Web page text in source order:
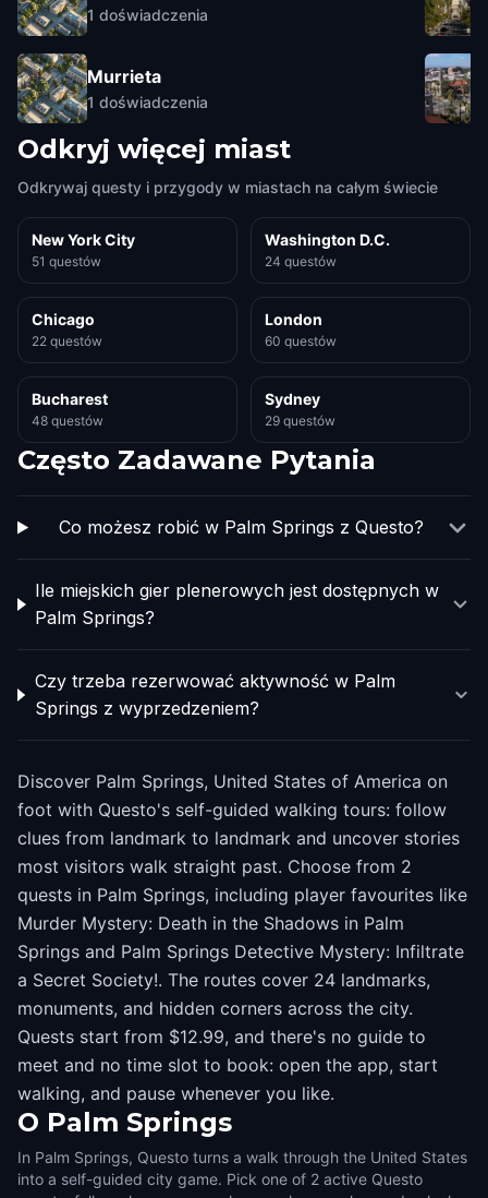
1 doświadczenia
Murrieta
1 doświadczenia
Odkryj więcej miast
Odkrywaj questy i przygody w miastach na całym świecie
New York City
51 questów
Washington D.C.
24 questów
Chicago
22 questów
London
60 questów
Bucharest
48 questów
Sydney
29 questów
Często Zadawane Pytania
Co możesz robić w Palm Springs z Questo?
Ile miejskich gier plenerowych jest dostępnych w
Palm Springs?
Czy trzeba rezerwować aktywność w Palm
Springs z wyprzedzeniem?
Discover Palm Springs, United States of America on
foot with Questo's self-guided walking tours: follow
clues from landmark to landmark and uncover stories
most visitors walk straight past. Choose from 2
quests in Palm Springs, including player favourites like
Murder Mystery: Death in the Shadows in Palm
Springs and Palm Springs Detective Mystery: Infiltrate
a Secret Society!. The routes cover 24 landmarks,
monuments, and hidden corners across the city.
Quests start from $12.99, and there's no guide to
meet and no time slot to book: open the app, start
walking, and pause whenever you like.
O Palm Springs
In Palm Springs, Questo turns a walk through the United States
into a self-guided city game. Pick one of 2 active Questo